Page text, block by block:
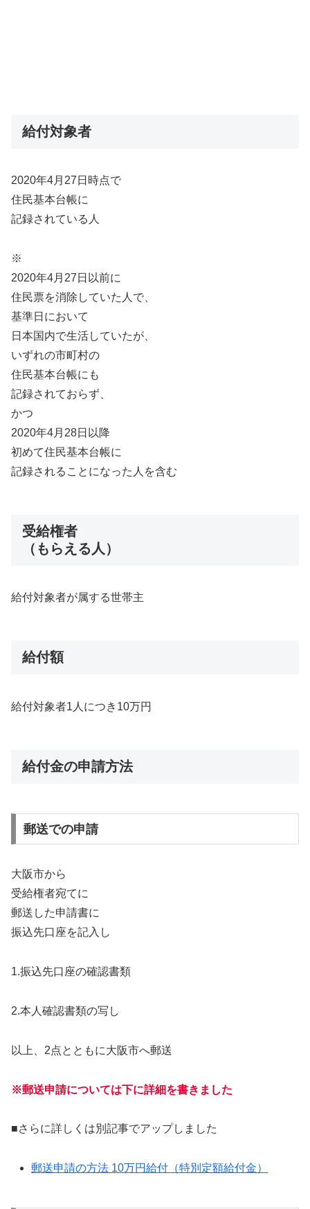
給付対象者
2020年4月27日時点で
住民基本台帳に
記録されている人
※
2020年4月27日以前に
住民票を消除していた人で、
基準日において
日本国内で生活していたが、
いずれの市町村の
住民基本台帳にも
記録されておらず、
かつ
2020年4月28日以降
初めて住民基本台帳に
記録されることになった人を含む
受給権者
（もらえる人）
給付対象者が属する世帯主
給付額
給付対象者1人につき10万円
給付金の申請方法
郵送での申請
大阪市から
受給権者宛てに
郵送した申請書に
振込先口座を記入し
1.振込先口座の確認書類
2.本人確認書類の写し
以上、2点とともに大阪市へ郵送
※郵送申請については下に詳細を書きました
■さらに詳しくは別記事でアップしました
郵送申請の方法 10万円給付（特別定額給付金）